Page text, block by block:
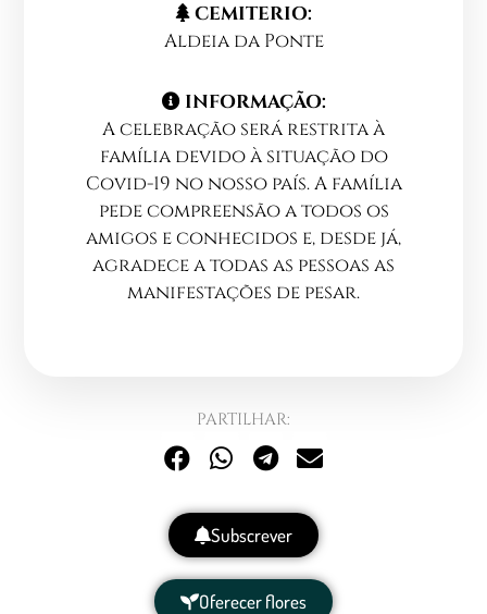
CEMITERIO:
Aldeia da Ponte
INFORMAÇÃO:
A celebração será restrita à
família devido à situação do
Covid-19 no nosso país. A família
pede compreensão a todos os
amigos e conhecidos e, desde já,
agradece a todas as pessoas as
manifestações de pesar.
PARTILHAR:
Subscrever
Oferecer flores